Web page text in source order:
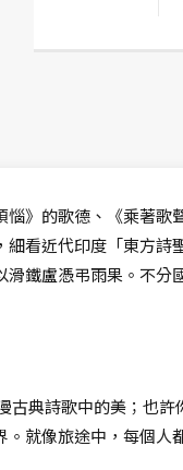
》的歌德、《乘著歌
看近代印度「東方詩
鐵盧憑弔雨果。不分
古典詩歌中的美；也許
就像旅途中，每個人